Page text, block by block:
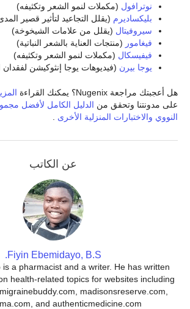
نوترافول (مكملات لنمو الشعر وتكثيفه)
بليكساديرم (يقلل التجاعيد لتأثير قصير
سيروفيتال (يقلل من علامات الشيخوخة)
فيغامور (منتجات العناية بالشعر النباتية)
فيفيسكال (مكملات لنمو الشعر وتكثيفه)
يوجا بيرن (فيديوهات يوجا إنثوكيشن لفقدان
هل أعجبتك مراجعة Nugenix؟ يمكنك القراءة
على مدونتنا وتحقق من الدليل الكامل لأفضل
النووي والاختبارات المنزلية الأخرى
عن الكاتب
Fiyin Ebemidayo, B.S.
is a pharmacist and a writer. He has written
health-related topics for websites including
madisonsreserve.com,
and authenticmedicine.com.